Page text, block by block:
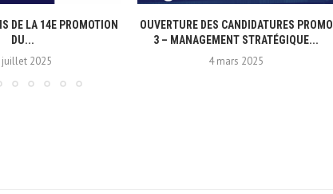
DE LA 14E PROMOTION
DU...
juillet 2025
OUVERTURE DES CANDIDATURES PROMO
3 – MANAGEMENT STRATÉGIQUE...
4 mars 2025